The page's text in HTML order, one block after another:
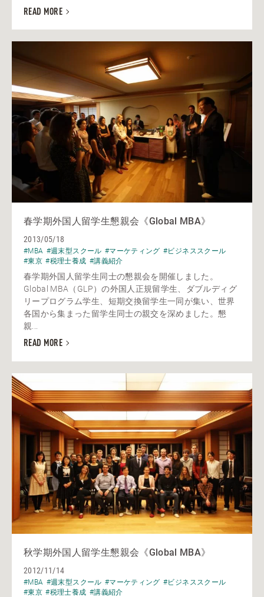
READ MORE
春学期外国人留学生懇親会《Global MBA》
2013/05/18
#MBA #週末型スクール #マーケティング #ビジネススクール
#東京 #税理士養成 #講義紹介
春学期外国人留学生同士の懇親会を開催しました。
Global MBA（GLP）の外国人正規留学生、ダブルディグ
リープログラム学生、短期交換留学生一同が集い、世界
各国から集まった留学生同士の親交を深めました。懇
親...
READ MORE
秋学期外国人留学生懇親会《Global MBA》
2012/11/14
#MBA #週末型スクール #マーケティング #ビジネススクール
#東京 #税理士養成 #講義紹介